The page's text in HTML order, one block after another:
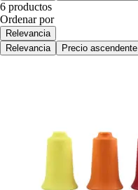
6 productos
Ordenar por
Relevancia
Relevancia
Precio ascendente